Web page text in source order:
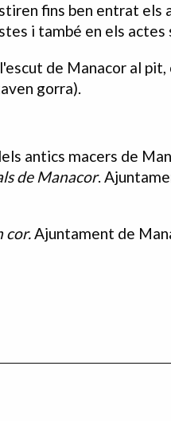
fins ben entrat els
i també en els actes
de Manacor al pit,
gorra).
antics macers de
de Manacor.
cor.Ajuntament de